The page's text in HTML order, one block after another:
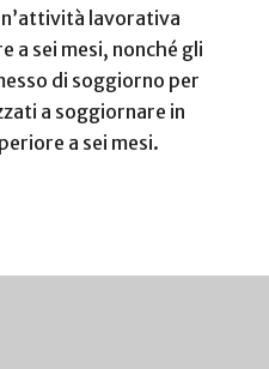
lavorativa
a sei mesi, nonché gli
di soggiorno per
a soggiornare in
a sei mesi.